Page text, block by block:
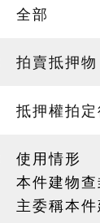
全部
拍賣抵押物
抵押權拍
使用情形
本件建物
主委稱本